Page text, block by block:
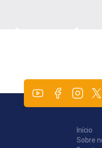
Início
Sobre